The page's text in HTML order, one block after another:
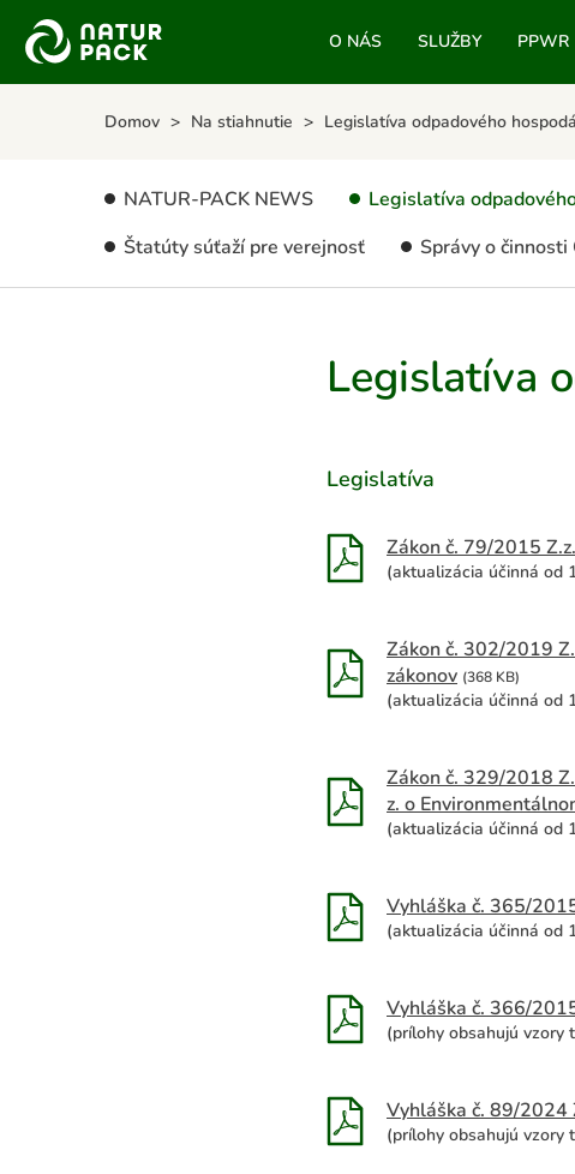
O NÁS SLUŽBY PPWR
Domov Na stiahnutie Legislatíva odpadového
NATUR-PACK NEWS Legislatíva
Štatúty súťaží pre verejnosť
Správy o činnosti
Legislatíva
Legislatíva
Zákon č. 79/2015
(aktualizácia účinná od
Zákon č. 302/2019
zákonov (368 KB)
(aktualizácia účinná od
Zákon č. 329/2018
z. o
(aktualizácia účinná od
Vyhláška č. 365/
(aktualizácia účinná od
Vyhláška č. 366/
(prílohy obsahujú vzory
Vyhláška č. 89/2024
(prílohy obsahujú vzory